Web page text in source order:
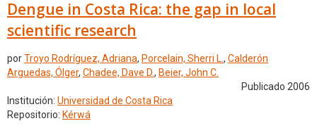
Dengue in Costa Rica: the gap in local
scientific research
porTroyo Rodríguez, Adriana, Porcelain, Sherri L., Calderón
Arguedas, Ólger, Chadee, Dave D., Beier, John C.
Publicado 2006
Institución: Universidad de Costa Rica
Repositorio: Kérwá